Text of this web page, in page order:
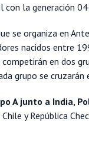
con la generación
se organiza en
nacidos entre
en dos
grupo se cruzarán
A junto a India,
y República